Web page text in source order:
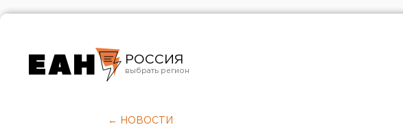
РОССИЯ
Челябинск
← НОВОСТИ